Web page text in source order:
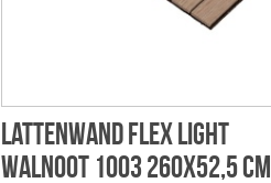
Lattenwand flex light
walnoot 1003 260x52,5 cm